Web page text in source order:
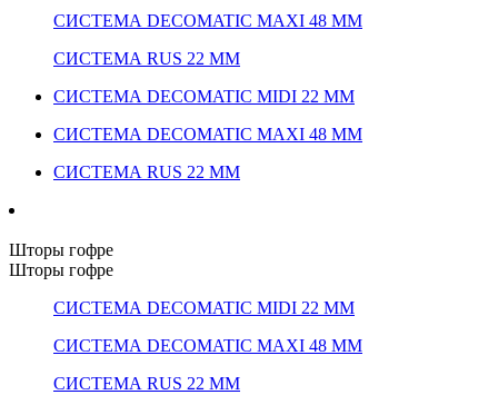
СИСТЕМА DECOMATIC MAXI 48 ММ
СИСТЕМА RUS 22 ММ
СИСТЕМА DECOMATIC MIDI 22 ММ
СИСТЕМА DECOMATIC MAXI 48 ММ
СИСТЕМА RUS 22 ММ
Шторы гофре
Шторы гофре
СИСТЕМА DECOMATIC MIDI 22 ММ
СИСТЕМА DECOMATIC MAXI 48 ММ
СИСТЕМА RUS 22 ММ